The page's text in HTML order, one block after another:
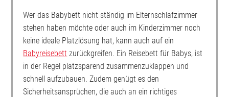
Wer das Babybett nicht ständig im Elternschlafzimmer
stehen haben möchte oder auch im Kinderzimmer noch
keine ideale Platzlösung hat, kann auch auf ein
Babyreisebett zurückgreifen. Ein Reisebett für Babys, ist
in der Regel platzsparend zusammenzuklappen und
schnell aufzubauen. Zudem genügt es den
Sicherheitsansprüchen, die auch an ein richtiges